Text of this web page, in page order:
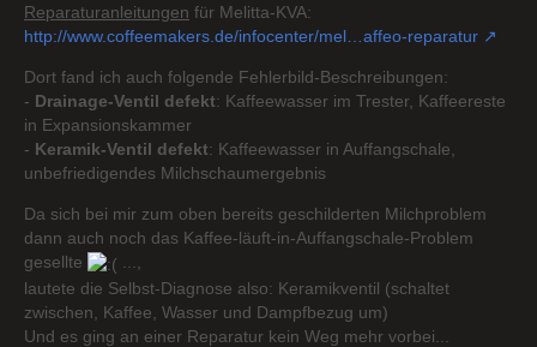
Reparaturanleitungen für Melitta-KVA:
http://www.coffeemakers.de/infocenter/mel…affeo-reparatur
Dort fand ich auch folgende Fehlerbild-Beschreibungen:
- Drainage-Ventil defekt: Kaffeewasser im Trester, Kaffeereste
in Expansionskammer
- Keramik-Ventil defekt: Kaffeewasser in Auffangschale,
unbefriedigendes Milchschaumergebnis
Da sich bei mir zum oben bereits geschilderten Milchproblem
dann auch noch das Kaffee-läuft-in-Auffangschale-Problem
gesellte
...,
lautete die Selbst-Diagnose also: Keramikventil (schaltet
zwischen, Kaffee, Wasser und Dampfbezug um)
Und es ging an einer Reparatur kein Weg mehr vorbei...